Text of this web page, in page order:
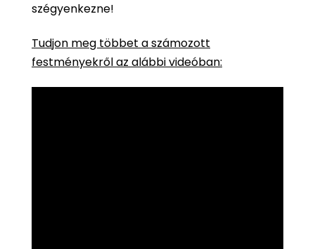
szégyenkezne!
Tudjon meg többet a számozott
festményekről az alábbi videóban: